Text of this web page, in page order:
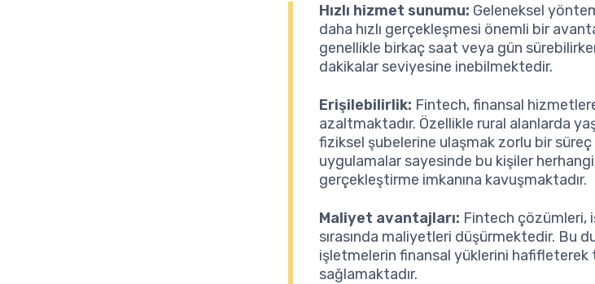
Hızlı hizmet sunumu: Geleneksel
daha hızlı gerçekleşmesi önemli bir
genellikle birkaç saat veya gün
dakikalar seviyesine inebilmektedir.
Erişilebilirlik: Fintech, finansal
azaltmaktadır. Özellikle rural alanlarda
fiziksel şubelerine ulaşmak zorlu bir
uygulamalar sayesinde bu kişiler
gerçekleştirme imkanına kavuşmaktadır.
Maliyet avantajları: Fintech çözümleri,
sırasında maliyetleri düşürmektedir. Bu
işletmelerin finansal yüklerini
sağlamaktadır.